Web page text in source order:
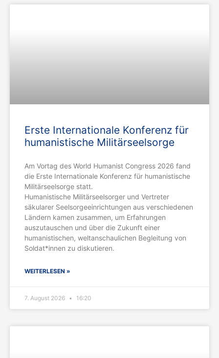
Erste Internationale Konferenz für
humanistische Militärseelsorge
Am Vortag des World Humanist Congress 2026 fand
die Erste Internationale Konferenz für humanistische
Militärseelsorge statt.
Humanistische Militärseelsorger und Vertreter
säkularer Seelsorgeeinrichtungen aus verschiedenen
Ländern kamen zusammen, um Erfahrungen
auszutauschen und über die Zukunft einer
humanistischen, weltanschaulichen Begleitung von
Soldat*innen zu diskutieren.
WEITERLESEN »
7. August 2026 16:20